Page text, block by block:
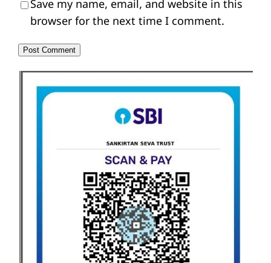
Save my name, email, and website in this
browser for the next time I comment.